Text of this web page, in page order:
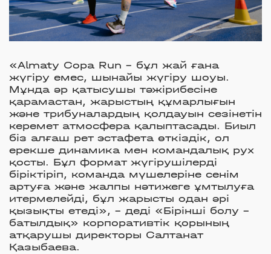
«Almaty Copa Run - бұл жай ғана
жүгіру емес, шынайы жүгіру шоуы.
Мұнда әр қатысушы тәжірибесіне
қарамастан, жарыстың құмарлығын
және трибуналардың қолдауын сезінетін
керемет атмосфера қалыптасады. Биыл
біз алғаш рет эстафета өткіздік, ол
ерекше динамика мен командалық рух
қосты. Бұл формат жүгірушілерді
біріктіріп, команда мүшелеріне сенім
артуға және жалпы нәтижеге ұмтылуға
итермелейді, бұл жарысты одан әрі
қызықты етеді», - деді «Бірінші болу -
батылдық» корпоративтік қорының
атқарушы директоры Салтанат
Қазыбаева.